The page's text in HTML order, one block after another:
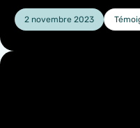
2 novembre 2023